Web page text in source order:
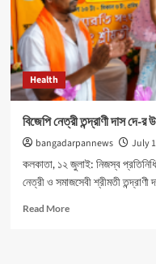
উৎসব
পালন
করা
হয়।
Health
বিজেপি নেত্রী তন্দ্রাণী দাস দে-র
bangadarpannews July
কলকাতা, ১২ জুলাই: নিজস্ব
নেত্রী ও সমাজসেবী শ্রীমতী তন্দ্রাণী
Read MoreRead